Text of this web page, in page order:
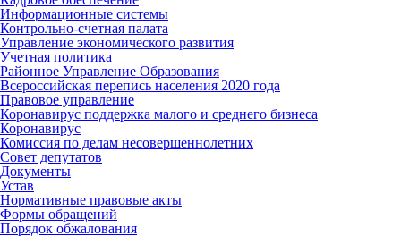
Информационные системы
Контрольно-счетная палата
Управление экономического развития
Учетная политика
Районное Управление Образования
Всероссийская перепись населения 2020 года
Правовое управление
Коронавирус поддержка малого и среднего бизнеса
Коронавирус
Комиссия по делам несовершеннолетних
Совет депутатов
Документы
Устав
Нормативные правовые акты
Формы обращений
Порядок обжалования